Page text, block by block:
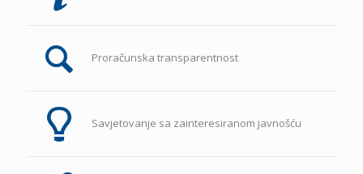
Proračunska transparentnost
Savjetovanje sa zainteresiranom javnošću